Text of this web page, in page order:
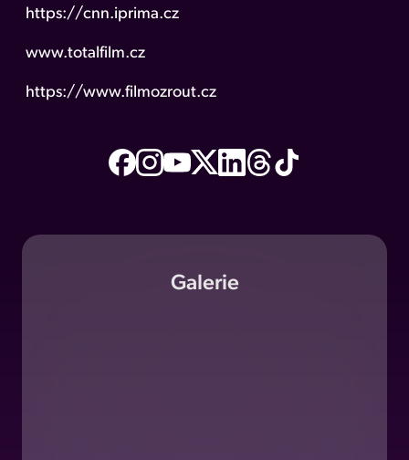
https://cnn.iprima.cz
www.totalfilm.cz
https://www.filmozrout.cz
Galerie